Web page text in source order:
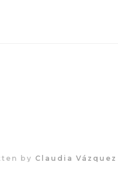
by Claudia Vázquez